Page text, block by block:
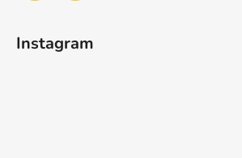
Instagram